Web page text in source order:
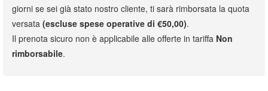
giorni se sei già stato nostro cliente, ti sarà rimborsata la quota
versata (escluse spese operative di €50,00).
Il prenota sicuro non è applicabile alle offerte in tariffa Non
rimborsabile.